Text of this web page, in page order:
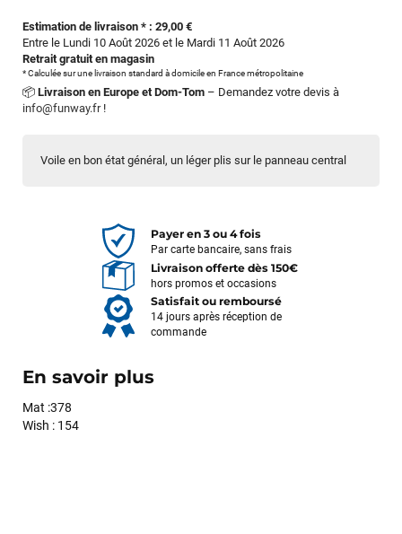
Voile en bon état général, un léger plis sur le panneau central
Estimation de livraison * : 29,00 €
Entre le Lundi 10 Août 2026 et le Mardi 11 Août 2026
Retrait gratuit en magasin
* Calculée sur une livraison standard à domicile en France métropolitaine
📦 Livraison en Europe et Dom-Tom – Demandez votre devis à
info@funway.fr!
Payer en 3 ou 4 fois
Par carte bancaire, sans frais
Livraison offerte dès 150€
hors promos et occasions
Satisfait ou remboursé
14 jours après réception de
commande
En savoir plus
Mat :378
Wish : 154